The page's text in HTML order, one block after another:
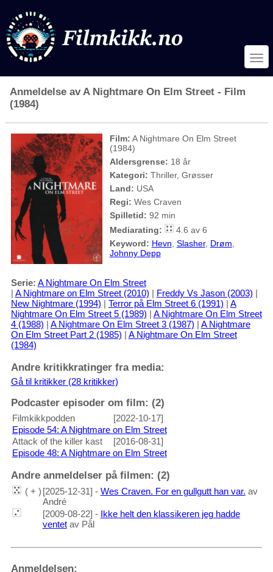
Anmeldelse av A Nightmare On Elm Street - Film
(1984)
Film: A Nightmare On Elm Street
(1984)
Aldersgrense: 18 år
Kategori: Thriller, Grøsser
Land: USA
Regi: Wes Craven
Spilletid: 92 min
Mediarating:
4.6 av 6
Keyword: Hevn Slasher, Drøm
Johnny Depp
Serie: A Nightmare On Elm Street
| A Nightmare on Elm Street (2010) | Freddy Vs Jason (2003) |
New Nightmare (1994) | Terror på Elm Street 6 (1991) | A
Nightmare On Elm Street 5 (1989) | A Nightmare On Elm Street
4 (1988) | A Nightmare On Elm Street 3 (1987) | A Nightmare
On Elm Street Part 2 (1985) | A Nightmare On Elm Street
(1984)
Andre kritikkratinger fra media:
Gå til kritikker (28 kritikker)
Podcaster episoder om film: (2)
Filmkikkpodden
[2022-10-17]
Episode 54: A Nightmare on Elm Street
Attack of the killer kast
[2016-08-31]
Episode 48: A Nightmare on Elm Street
Andre anmeldelser på filmen: (2)
( + ) [2025-12-31] - Wes Craven. For en gullgutt han var. av
André
[2009-08-22] - Ikke helt den klassikeren jeg hadde
ventetav Pål
Anmeldelsen: